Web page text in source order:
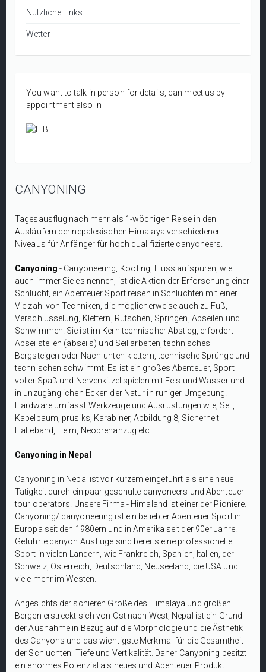
Nützliche Links
Wetter
You want to talk in person for details, can meet us by
appointment also in
CANYONING
Tagesausflug nach mehr als 1-wöchigen Reise in den
Ausläufern der nepalesischen Himalaya verschiedener
Niveaus für Anfänger für hoch qualifizierte canyoneers.
Canyoning - Canyoneering, Koofing, Fluss aufspüren, wie
auch immer Sie es nennen, ist die Aktion der Erforschung einer
Schlucht, ein Abenteuer Sport reisen in Schluchten mit einer
Vielzahl von Techniken, die möglicherweise auch zu Fuß,
Verschlüsselung, Klettern, Rutschen, Springen, Abseilen und
Schwimmen. Sie ist im Kern technischer Abstieg, erfordert
Abseilstellen (abseils) und Seil arbeiten, technisches
Bergsteigen oder Nach-unten-klettern, technische Sprünge und
technischen schwimmt. Es ist ein großes Abenteuer, Sport
voller Spaß und Nervenkitzel spielen mit Fels und Wasser und
in unzugänglichen Ecken der Natur in ruhiger Umgebung.
Hardware umfasst Werkzeuge und Ausrüstungen wie; Seil,
Kabelbaum, prusiks, Karabiner, Abbildung 8, Sicherheit
Halteband, Helm, Neoprenanzug etc.
Canyoning in Nepal
Canyoning in Nepal ist vor kurzem eingeführt als eine neue
Tätigkeit durch ein paar geschulte canyoneers und Abenteuer
tour operators. Unsere Firma - Himaland ist einer der Pioniere.
Canyoning/ canyoneering ist ein beliebter Abenteuer Sport in
Europa seit den 1980ern und in Amerika seit der 90er Jahre.
Geführte canyon Ausflüge sind bereits eine professionelle
Sport in vielen Ländern, wie Frankreich, Spanien, Italien, der
Schweiz, Österreich, Deutschland, Neuseeland, die USA und
viele mehr im Westen.
Angesichts der schieren Größe des Himalaya und großen
Bergen erstreckt sich von Ost nach West, Nepal ist ein Grund
der Ausnahme in Bezug auf die Morphologie und die Ästhetik
des Canyons und das wichtigste Merkmal für die Gesamtheit
der Schluchten: Tiefe und Vertikalität. Daher Canyoning besitzt
ein enormes Potenzial als neues und Abenteuer Produkt